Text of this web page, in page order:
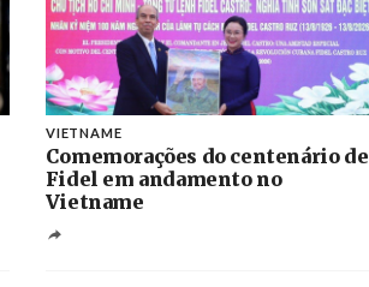
VIETNAME
Comemorações do centenário de
Fidel em andamento no
Vietname